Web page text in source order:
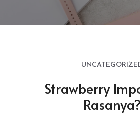
Strawberry
Rasanya?